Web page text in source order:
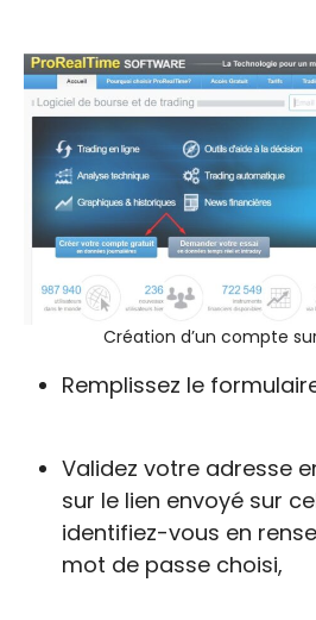
Création d’un compte
Remplissez le
Validez votre adresse
sur le lien envoyé sur
identifiez-vous en
mot de passe choisi,